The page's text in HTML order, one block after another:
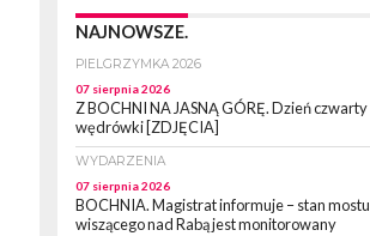
NAJNOWSZE.
PIELGRZYMKA 2026
07 sierpnia 2026
Z BOCHNI NA JASNĄ GÓRĘ. Dzień czwarty
wędrówki [ZDJĘCIA]
WYDARZENIA
07 sierpnia 2026
BOCHNIA. Magistrat informuje – stan mostu
wiszącego nad Rabą jest monitorowany